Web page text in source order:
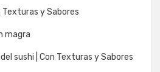
Texturas y Sabores
magra
sushi | Con Texturas y Sabores